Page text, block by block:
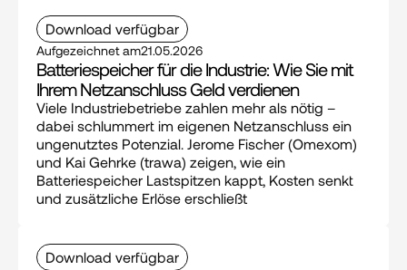
Download verfügbar
Aufgezeichnet am21.05.2026
Batteriespeicher für die Industrie: Wie Sie mit
Ihrem Netzanschluss Geld verdienen
Viele Industriebetriebe zahlen mehr als nötig –
dabei schlummert im eigenen Netzanschluss ein
ungenutztes Potenzial. Jerome Fischer (Omexom)
und Kai Gehrke (trawa) zeigen, wie ein
Batteriespeicher Lastspitzen kappt, Kosten senkt
und zusätzliche Erlöse erschließt
Download verfügbar